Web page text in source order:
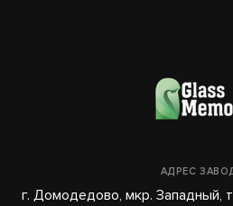
АДРЕС
г. Домодедово, мкр. Западный,